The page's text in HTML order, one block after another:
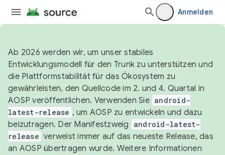
Anmelden
Ab 2026 werden wir, um unser stabiles
Entwicklungsmodell für den Trunk zu unterstützen und
die Plattformstabilität für das Ökosystem zu
gewährleisten, den Quellcode im 2. und 4. Quartal in
AOSP veröffentlichen. Verwenden Sie android-
latest-release , um AOSP zu entwickeln und dazu
beizutragen. Der Manifestzweig
android-latest-
release verweist immer auf das neueste Release, das
an AOSP übertragen wurde. Weitere Informationen